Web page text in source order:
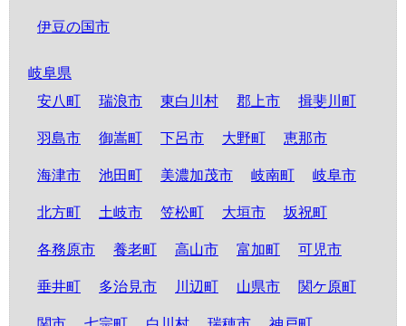
伊豆の国市
岐阜県
安八町
瑞浪市 東白川村 郡上市 揖斐川町
羽島市 御嵩町 下呂市 大野町 恵那市
海津市 池田町 美濃加茂市 岐南町 岐阜市
北方町 土岐市 笠松町 大垣市 坂祝町
各務原市 養老町 高山市 富加町 可児市
垂井町 多治見市 川辺町 山県市 関ケ原町